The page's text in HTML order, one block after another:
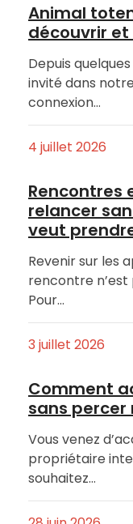
Animal
découvrir et
Depuis
invité dans
connexion…
4 juillet 2026
Rencontres
relancer
veut
Revenir sur les
rencontre n’est
Pour…
3 juillet 2026
Comment
sans percer
Vous venez
propriétaire
souhaitez…